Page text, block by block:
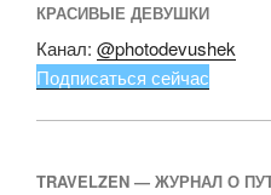
КРАСИВЫЕ ДЕВУШКИ
Канал: @photodevushek
Подписаться сейчас
TRAVELZEN — ЖУРНАЛ О